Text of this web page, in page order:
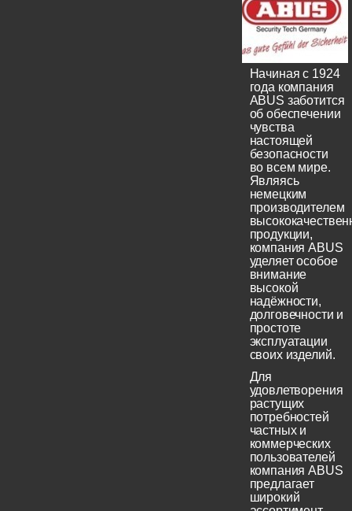
Начиная с 1924
года компания
ABUS заботится
об обеспечении
чувства
настоящей
безопасности
во всем мире.
Являясь
немецким
производителем
продукции,
компания ABUS
уделяет особое
внимание
высокой
надёжности,
долговечности и
простоте
эксплуатации
своих изделий.
Для
удовлетворения
растущих
потребностей
частных и
коммерческих
пользователей
компания ABUS
предлагает
широкий